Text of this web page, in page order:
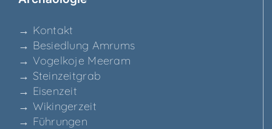
→ Kon­takt
→ Besied­lung Amrums
→ Vogel­ko­je Meeram
→ Stein­zeit­grab
→ Eisen­zeit
→ Wikin­ger­zeit
→ Füh­run­gen